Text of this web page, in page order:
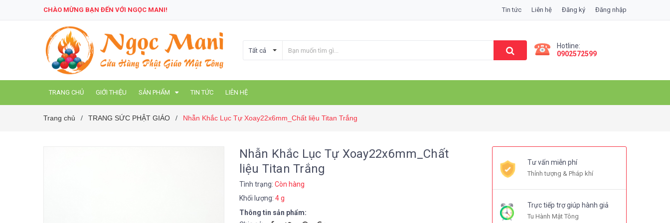
CHÀO MỪNG BẠN ĐẾN VỚI NGỌC MANI! Tin tức Liên hệ Đăng ký Đăng nhập
Tất cả
Hotline:
0902572599
TRANG CHỦ GIỚI THIỆU SẢN PHẨM TIN TỨC LIÊN HỆ
Trang chủ / TRANG SỨC PHẬT GIÁO / Nhẫn Khắc Lục Tự Xoay22x6mm_Chất liệu Titan Trắng
Nhẫn Khắc Lục Tự Xoay22x6mm_Chất
liệu Titan Trắng
Tình trạng: Còn hàng
Khối lượng: 4 g
Thông tin sản phẩm:
Tư vấn miễn phí
Thỉnh tượng & Pháp khí
Trực tiếp trợ giúp hành giả
Tu Hành Mật Tông